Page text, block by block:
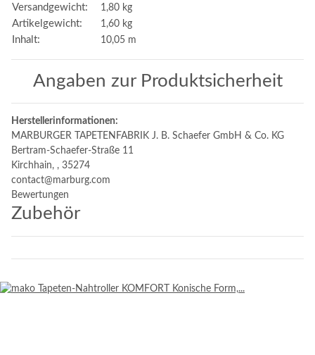
Versandgewicht: 1,80 kg
Artikelgewicht: 1,60 kg
Inhalt: 10,05 m
Angaben zur Produktsicherheit
Herstellerinformationen:
MARBURGER TAPETENFABRIK J. B. Schaefer GmbH & Co. KG
Bertram-Schaefer-Straße 11
Kirchhain, , 35274
contact@marburg.com
Bewertungen
Zubehör